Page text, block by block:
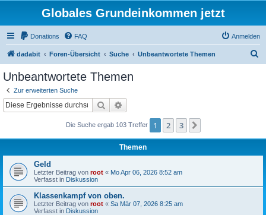
Globales Grundeinkommen jetzt
Donations FAQ Anmelden
dadabit Foren-Übersicht Suche Unbeantwortete Themen
Unbeantwortete Themen
Zur erweiterten Suche
Suche
Die Suche ergab 103 Treffer 1 2 3
Themen
Geld
Letzter Beitrag von root « Mo Apr 06, 2026 8:52 am
Verfasst in Diskussion
Klassenkampf von oben.
Letzter Beitrag von root « Sa Mär 07, 2026 8:25 am
Verfasst in Diskussion